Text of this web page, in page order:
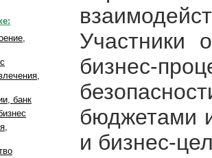
Участники
бизнес-
бюджетами
и бизнес-
банк